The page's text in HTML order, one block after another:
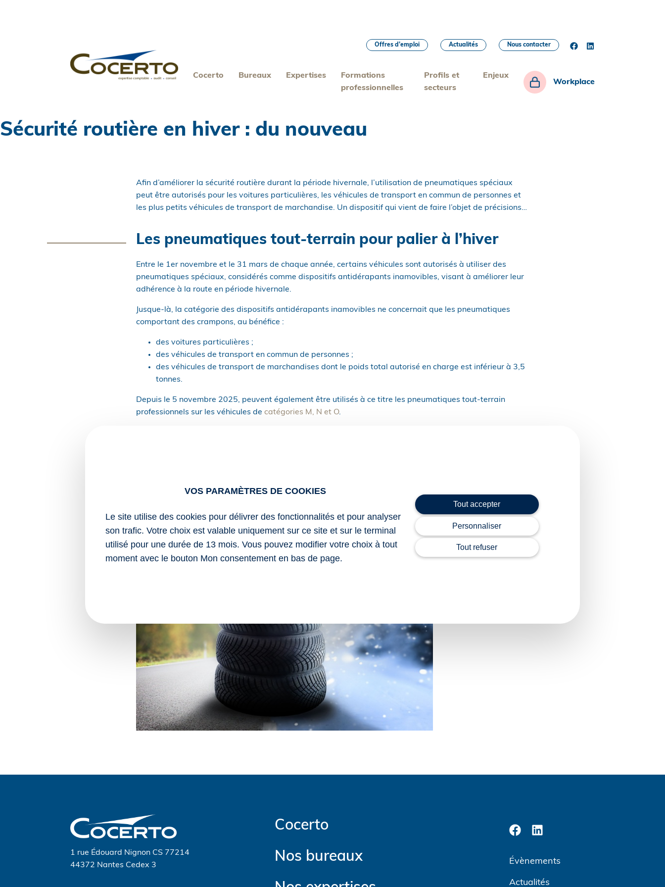
Cocerto Bureaux Expertises
Formations
professionnelles
Profils et
secteurs
Enjeux
Workplace
Offres d’emploi Actualités Nous contacter
Sécurité routière en hiver : du nouveau
Afin d’améliorer la sécurité routière durant la période hivernale, l’utilisation de pneumatiques spéciaux
peut être autorisés pour les voitures particulières, les véhicules de transport en commun de personnes et
les plus petits véhicules de transport de marchandise. Un dispositif qui vient de faire l’objet de précisions…
Les pneumatiques tout-terrain pour palier à l’hiver
Entre le 1er novembre et le 31 mars de chaque année, certains véhicules sont autorisés à utiliser des
pneumatiques spéciaux, considérés comme dispositifs antidérapants inamovibles, visant à améliorer leur
adhérence à la route en période hivernale.
Jusque-là, la catégorie des dispositifs antidérapants inamovibles ne concernait que les pneumatiques
comportant des crampons, au bénéfice :
des voitures particulières ;
des véhicules de transport en commun de personnes ;
des véhicules de transport de marchandises dont le poids total autorisé en charge est inférieur à 3,5
tonnes.
Depuis le 5 novembre 2025, peuvent également être utilisés à ce titre les pneumatiques tout-terrain
professionnels sur les véhicules de catégories M, N et O.
Arrêté du 30 octobre 2025 modifiant l’arrêté du 18 juillet 1985 relatif aux dispositifs antidérapants
Sécurité routière en hiver : du nouveau – © Copyright WebLex
1 rue Édouard Nignon CS 77214
44372 Nantes Cedex 3
Cocerto
Nos bureaux Évènements
Actualités
VOS PARAMÈTRES DE COOKIES
Le site utilise des cookies pour délivrer des fonctionnalités et pour analyser
son trafic. Votre choix est valable uniquement sur ce site et sur le terminal
utilisé pour une durée de 13 mois. Vous pouvez modifier votre choix à tout
moment avec le bouton Mon consentement en bas de page.
Tout accepter
Personnaliser
Tout refuser